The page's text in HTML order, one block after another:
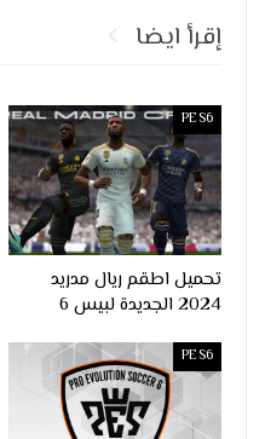
إقرأ ايضا
PES6
تحميل اطقم ريال مدريد
2024 الجديدة لبيس 6
PES6